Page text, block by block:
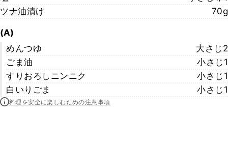
ツナ油漬け
70g
(A)
めんつゆ
大さじ2
ごま油
小さじ1
すりおろしニンニク
小さじ1
白いりごま
小さじ1
料理を安全に楽しむための注意事項